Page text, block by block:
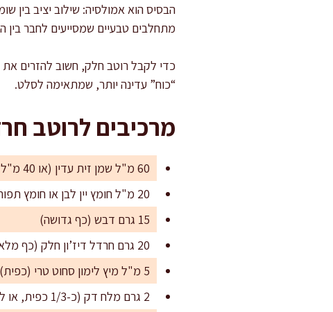
הבסיס הוא אמולסיה: שילוב יציב בין
מתחלבים טבעיים שמסייעים לחבר בין
כדי לקבל רוטב חלק, חשוב להזרים
“כוח” עדינה יותר, שמתאימה לסלט.
מרכיבים לרוטב
60 מ"ל שמן זית עדין (או 40 מ"ל שמן זית עדין ו-20 מ"ל שמן ענבים למרקם ניטרלי)
20 מ"ל חומץ יין לבן או חומץ תפוחים
15 גרם דבש (כף גדושה)
20 גרם חרדל דיז’ון חלק (כף מלאה)
5 מ"ל מיץ לימון סחוט טרי (כפית)
2 גרם מלח דק (כ-1/3 כפית, או לפי טעם)